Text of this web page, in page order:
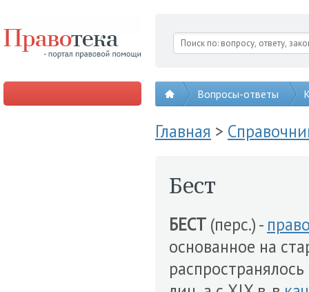
Вопросы-ответы
Главная >
Бест
БЕСТ (перс.) -
основанное на